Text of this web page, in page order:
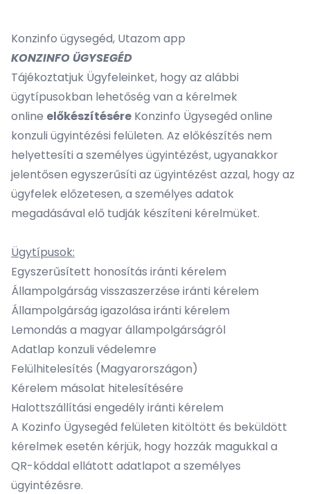
Konzinfo ügysegéd, Utazom app
KONZINFO ÜGYSEGÉD
Tájékoztatjuk Ügyfeleinket, hogy az alábbi
ügytípusokban lehetőség van a kérelmek
online előkészítésére Konzinfo Ügysegéd online
konzuli ügyintézési felületen. Az előkészítés nem
helyettesíti a személyes ügyintézést, ugyanakkor
jelentősen egyszerűsíti az ügyintézést azzal, hogy az
ügyfelek előzetesen, a személyes adatok
megadásával elő tudják készíteni kérelmüket.
Ügytípusok:
Egyszerűsített honosítás iránti kérelem
Állampolgárság visszaszerzése iránti kérelem
Állampolgárság igazolása iránti kérelem
Lemondás a magyar állampolgárságról
Adatlap konzuli védelemre
Felülhitelesítés (Magyarországon)
Kérelem másolat hitelesítésére
Halottszállítási engedély iránti kérelem
A Kozinfo Ügysegéd felületen kitöltött és beküldött
kérelmek esetén kérjük, hogy hozzák magukkal a
QR-kóddal ellátott adatlapot a személyes
ügyintézésre.